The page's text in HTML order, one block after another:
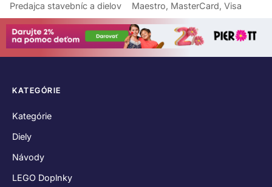
Predajca stavebníc a dielov Maestro, MasterCard, Visa
KATEGÓRIE
Kategórie
Diely
Návody
LEGO Doplnky